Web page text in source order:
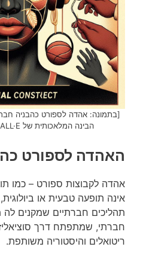
[בתמונה: אהדה לספורט כהבניה
הבינה המלאכותית של DALL·E ב- Microsoft Bing]
האהדה לספורט
אהדה לקבוצות ספורט – כמו
אינה תופעה טבעית או
תהליכים חברתיים שמקנים
חברתי, שמתפתח דרך
ריטואלים והיסטוריה משותפת.